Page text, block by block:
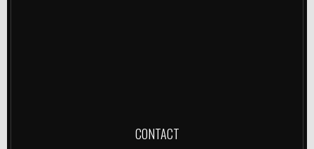
CONTACT